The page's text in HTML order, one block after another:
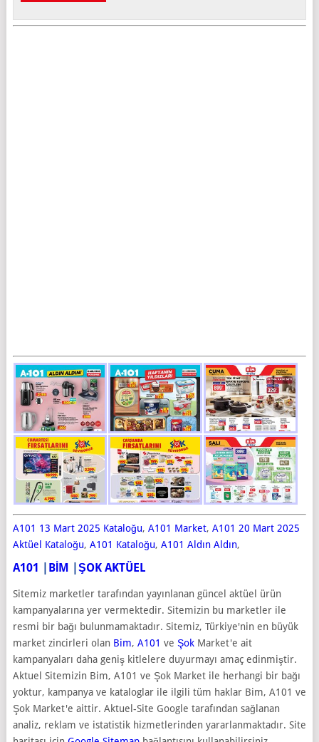
A101 13 Mart 2025 Kataloğu, A101 Market, A101 20 Mart 2025
Aktüel Kataloğu, A101 Kataloğu, A101 Aldın Aldın,
A101 BİM ŞOK AKTÜEL
Sitemiz marketler tarafından yayınlanan güncel aktüel ürün
kampanyalarına yer vermektedir. Sitemizin bu marketler ile
resmi bir bağı bulunmamaktadır. Sitemiz, Türkiye'nin en büyük
market zincirleri olan Bim, A101 ve ŞokMarket'e ait
kampanyaları daha geniş kitlelere duyurmayı amaç edinmiştir.
Aktuel Sitemizin Bim, A101 ve Şok Market ile herhangi bir bağı
yoktur, kampanya ve kataloglar ile ilgili tüm haklar Bim, A101 ve
Şok Market'e aittir. Aktuel-Site Google tarafından sağlanan
analiz, reklam ve istatistik hizmetlerinden yararlanmaktadır. Site